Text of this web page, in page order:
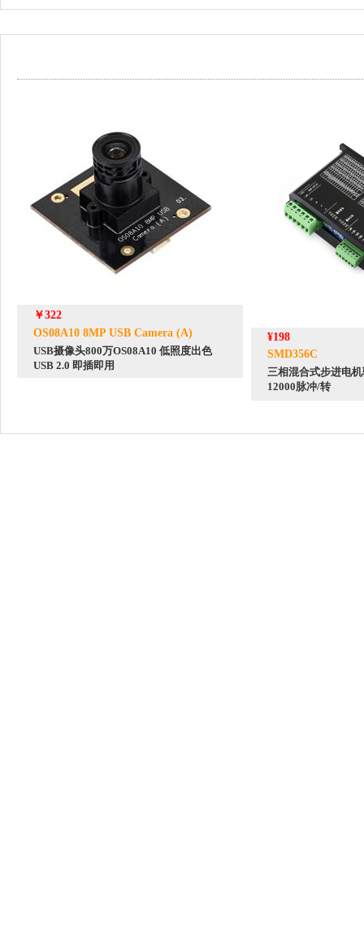
￥322
OS08A10 8MP USB Camera (A)
USB摄像头800万OS08A10 低照度出色
USB 2.0 即插即用
¥198
SMD356C
三相混合式步进电
12000脉冲/转